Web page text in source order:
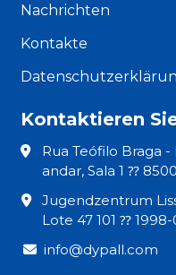
Nachrichten
Kontakte
Kontaktieren
Rua Teófilo Braga
andar, Sala 1 ⁇
Jugendzentrum
Lote 47 101 ⁇
info@dypall.com